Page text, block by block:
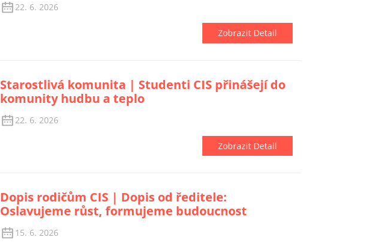
22. 6. 2026
Zobrazit Detail
Starostlivá komunita | Studenti CIS přinášejí do
komunity hudbu a teplo
22. 6. 2026
Zobrazit Detail
Dopis rodičům CIS | Dopis od ředitele:
Oslavujeme růst, formujeme budoucnost
15. 6. 2026